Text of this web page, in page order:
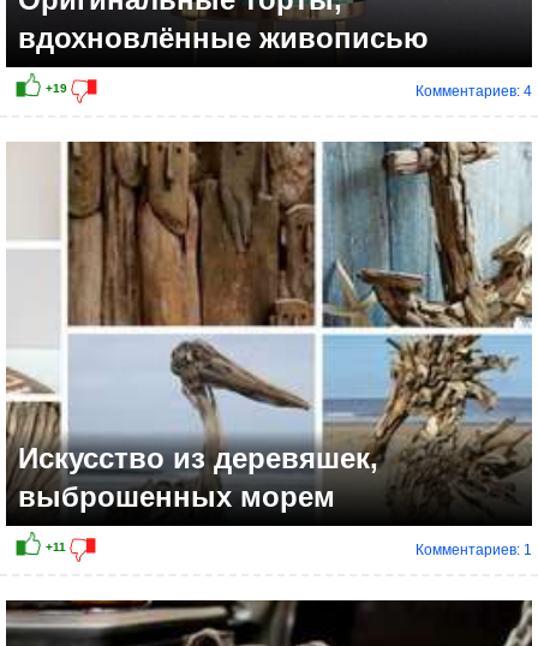
вдохновлённые живописью
Комментариев: 4
Искусство из деревяшек,
выброшенных морем
Комментариев: 1